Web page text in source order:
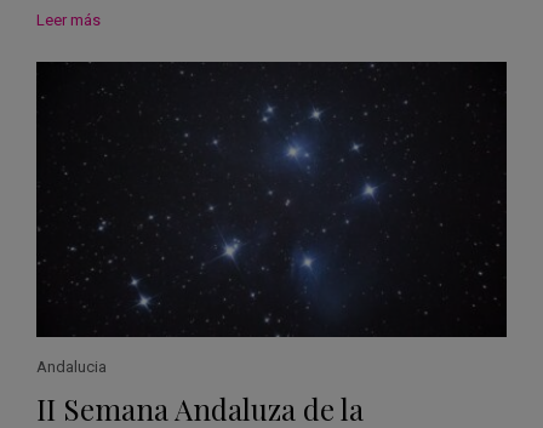
Leer más
Andalucia
II Semana Andaluza de la